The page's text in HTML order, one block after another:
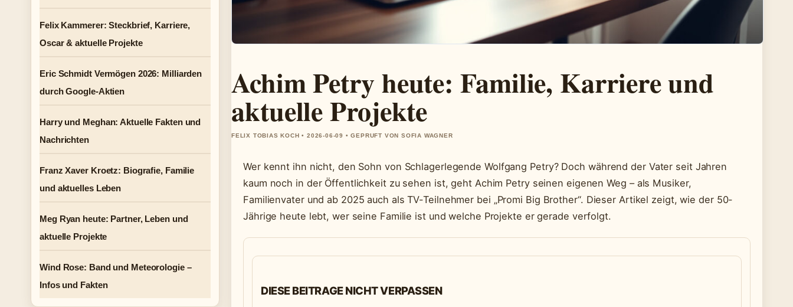
Achim Petry heute: Familie, Karriere und
aktuelle Projekte
FELIX TOBIAS KOCH • 2026-06-09 • GEPRUFT VON SOFIA WAGNER
Wer kennt ihn nicht, den Sohn von Schlagerlegende Wolfgang Petry? Doch während der Vater seit Jahren
kaum noch in der Öffentlichkeit zu sehen ist, geht Achim Petry seinen eigenen Weg – als Musiker,
Familienvater und ab 2025 auch als TV-Teilnehmer bei „Promi Big Brother“. Dieser Artikel zeigt, wie der 50-
Jährige heute lebt, wer seine Familie ist und welche Projekte er gerade verfolgt.
DIESE BEITRAGE NICHT VERPASSEN
Felix Kammerer: Steckbrief, Karriere,
Oscar & aktuelle Projekte
Eric Schmidt Vermögen 2026: Milliarden
durch Google-Aktien
Harry und Meghan: Aktuelle Fakten und
Nachrichten
Franz Xaver Kroetz: Biografie, Familie
und aktuelles Leben
Meg Ryan heute: Partner, Leben und
aktuelle Projekte
Wind Rose: Band und Meteorologie –
Infos und Fakten